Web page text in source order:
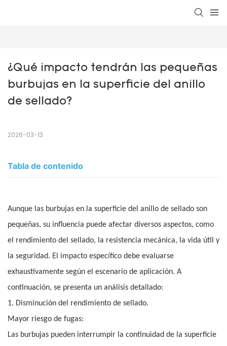
¿Qué impacto tendrán las pequeñas
burbujas en la superficie del anillo
de sellado?
2026-03-13
Tabla de contenido
Aunque las burbujas en la superficie del anillo de sellado son
pequeñas, su influencia puede afectar diversos aspectos, como
el rendimiento del sellado, la resistencia mecánica, la vida útil y
la seguridad. El impacto específico debe evaluarse
exhaustivamente según el escenario de aplicación. A
continuación, se presenta un análisis detallado:
1. Disminución del rendimiento de sellado.
Mayor riesgo de fugas:
Las burbujas pueden interrumpir la continuidad de la superficie